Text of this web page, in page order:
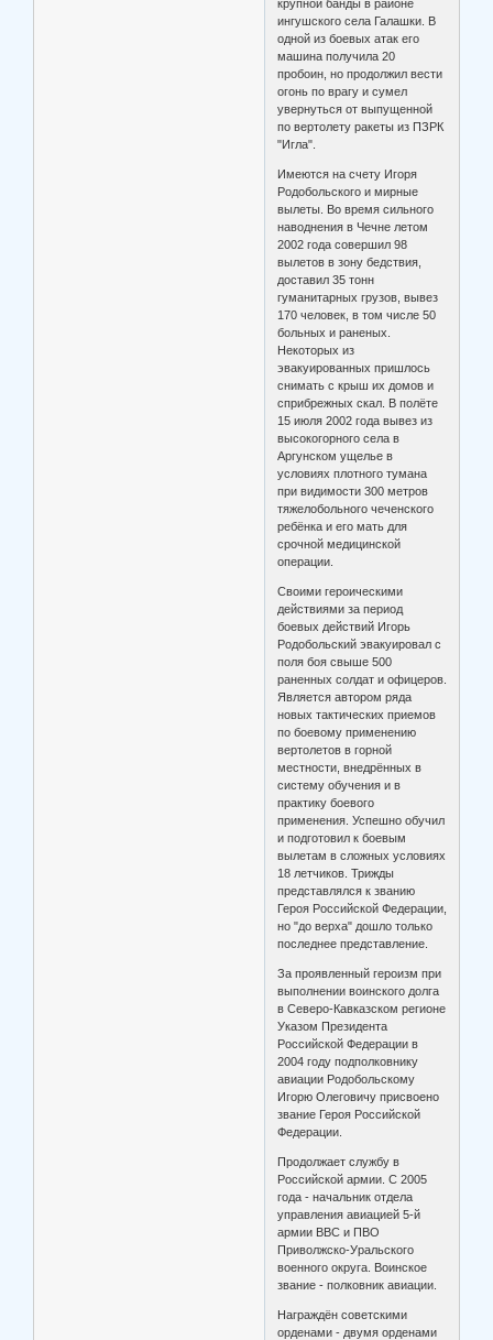
крупной банды в районе
ингушского села Галашки. В
одной из боевых атак его
машина получила 20
пробоин, но продолжил вести
огонь по врагу и сумел
увернуться от выпущенной
по вертолету ракеты из ПЗРК
"Игла".
Имеются на счету Игоря
Родобольского и мирные
вылеты. Во время сильного
наводнения в Чечне летом
2002 года совершил 98
вылетов в зону бедствия,
доставил 35 тонн
гуманитарных грузов, вывез
170 человек, в том числе 50
больных и раненых.
Некоторых из
эвакуированных пришлось
снимать с крыш их домов и
сприбрежных скал. В полёте
15 июля 2002 года вывез из
высокогорного села в
Аргунском ущелье в
условиях плотного тумана
при видимости 300 метров
тяжелобольного чеченского
ребёнка и его мать для
срочной медицинской
операции.
Своими героическими
действиями за период
боевых действий Игорь
Родобольский эвакуировал с
поля боя свыше 500
раненных солдат и офицеров.
Является автором ряда
новых тактических приемов
по боевому применению
вертолетов в горной
местности, внедрённых в
систему обучения и в
практику боевого
применения. Успешно обучил
и подготовил к боевым
вылетам в сложных условиях
18 летчиков. Трижды
представлялся к званию
Героя Российской Федерации,
но "до верха" дошло только
последнее представление.
За проявленный героизм при
выполнении воинского долга
в Северо-Кавказском регионе
Указом Президента
Российской Федерации в
2004 году подполковнику
авиации Родобольскому
Игорю Олеговичу присвоено
звание Героя Российской
Федерации.
Продолжает службу в
Российской армии. С 2005
года - начальник отдела
управления авиацией 5-й
армии ВВС и ПВО
Приволжско-Уральского
военного округа. Воинское
звание - полковник авиации.
Награждён советскими
орденами - двумя орденами